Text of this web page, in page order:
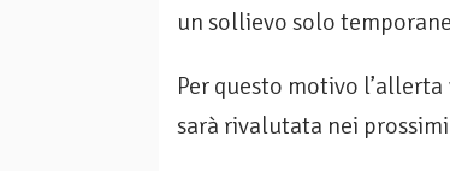
un sollievo solo
Per questo motivo
sarà rivalutata nei